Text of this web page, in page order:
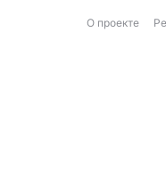
О проекте